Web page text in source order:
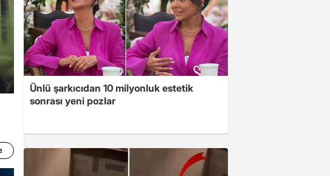
Ünlü şarkıcıdan 10 milyonluk estetik
sonrası yeni pozlar